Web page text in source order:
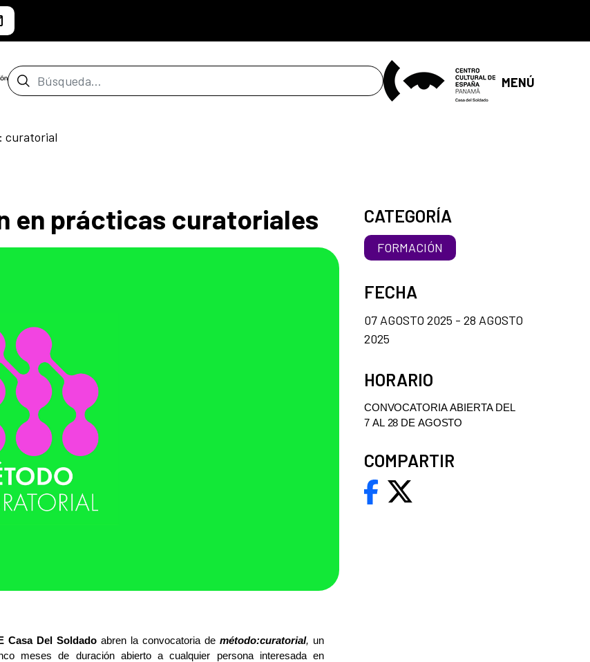
Barra de búsqueda MENÚ
curatorial
en prácticas curatoriales
Casa Del Soldado abren la convocatoria de método:curatorial, un
meses de duración abierto a cualquier persona interesada en
CATEGORÍA
FORMACIÓN
FECHA
07 AGOSTO 2025 - 28 AGOSTO
2025
HORARIO
CONVOCATORIA ABIERTA DEL
7 AL 28 DE AGOSTO
COMPARTIR